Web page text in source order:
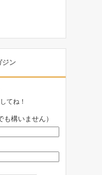
ジン
てね！
構いません）